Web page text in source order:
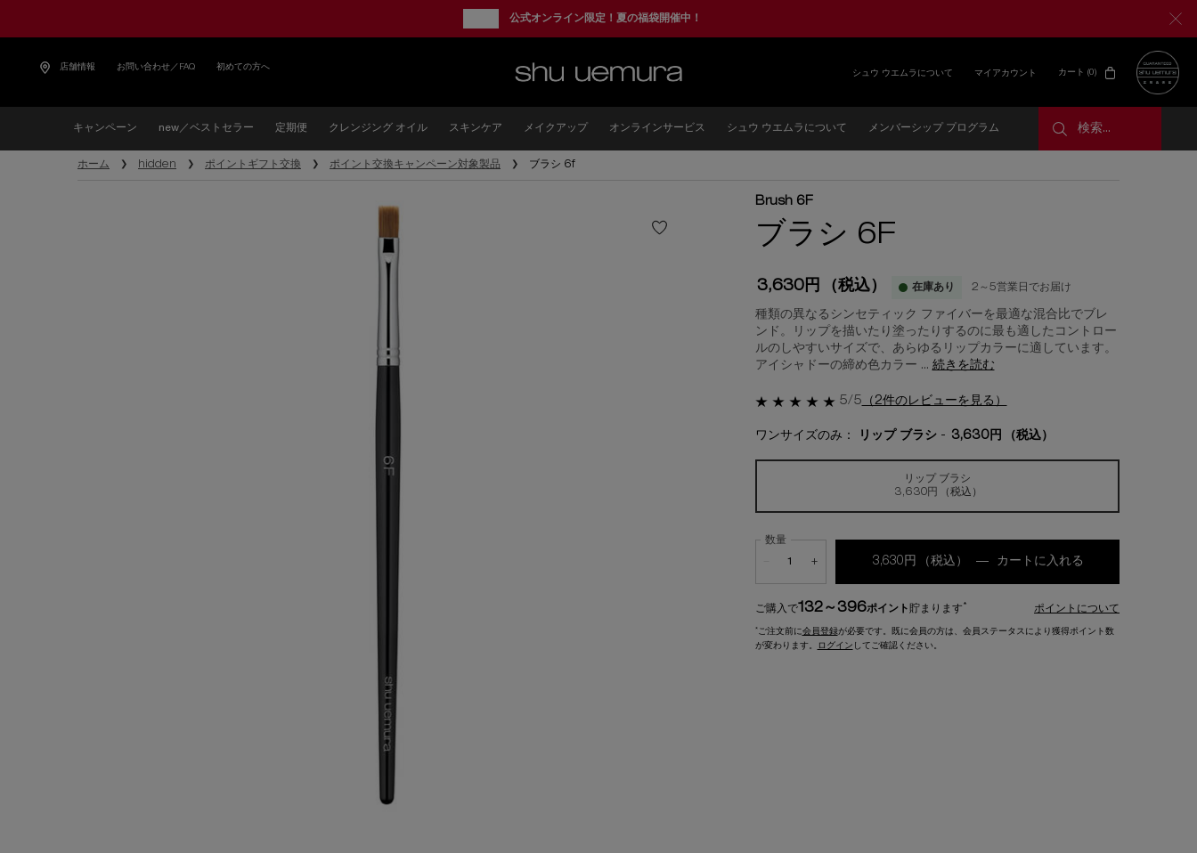
公式オンライン限定！夏の福袋開催中！
店舗情報 お問い合わせ／FAQ 初めての方へ
シュウ ウエムラについて マイアカウント カート 0
0 カート内の製品
キャンペーン new／ベストセラー 定期便 クレンジング オイル スキンケア メイクアップ オンラインサービス シュウ ウエムラについて メンバーシップ プログラム 検索...
メインコンテンツ
ホーム hidden ポイントギフト交換 ポイント交換キャンペーン対象製品 ブラシ 6f
Brush 6F
ブラシ 6F
3,630円 （税込） 在庫あり 2～5営業日でお届け
種類の異なるシンセティック ファイバーを最適な混合比でブレ
ンド。リップを描いたり塗ったりするのに最も適したコントロー
ルのしやすいサイズで、あらゆるリップカラーに適しています。
アイシャドーの締め色カラー ... 続きを読む
5/5 （2件のレビューを見る）
ワンサイズのみ： リップ ブラシ- 3,630円 （税込）
選択済み
リップ ブラシ
3,630円
（税込）
, 1/1
数量
+
3,630円 （税込） ― カートに入れる
ご購入で132～396ポイント貯まります * ポイントについて
* ご注文前に会員登録が必要です。既に会員の方は、会員ステータスにより獲得ポイント数
が変わります。
ログイン してご確認ください。